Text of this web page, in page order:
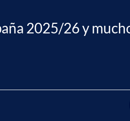
2025/26 y